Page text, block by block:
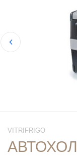
VITRIFRIGO